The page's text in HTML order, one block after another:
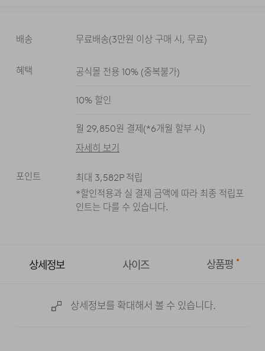
배송 무료배송(3만원 이상 구매 시, 무료)
혜택 공식몰 전용 10%(중복불가)
10% 할인
월 29,850원 결제(*6개월 할부 시)
자세히 보기
포인트 최대 3,582P 적립
*할인적용과 실 결제 금액에 따라 최종 적립포
인트는 다를 수 있습니다.
상세정보 사이즈 상품평
상세정보를 확대해서 볼 수 있습니다.